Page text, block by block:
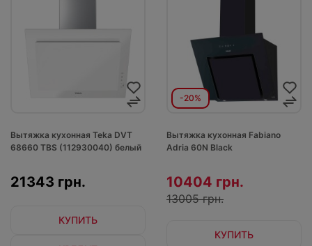
Вытяжка кухонная Teka DVT
68660 TBS (112930040) белый
21343 грн.
КУПИТЬ
-20%
Вытяжка кухонная Fabiano
Adria 60N Black
10404 грн.
13005 грн.
КУПИТЬ